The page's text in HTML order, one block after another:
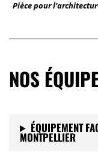
Pièce pour
NOS
ÉQUIPEMENT
MONTPELLIER